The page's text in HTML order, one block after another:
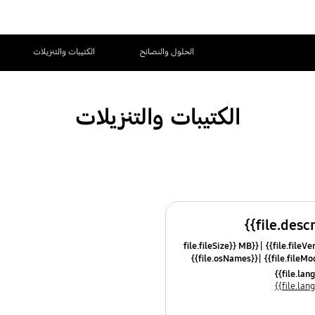
الحلول والنصائح الكتيبات والتنزيلات
الكتيبات والتنزيلات
{{file.fileSize}} MB
{{file.osNames}}